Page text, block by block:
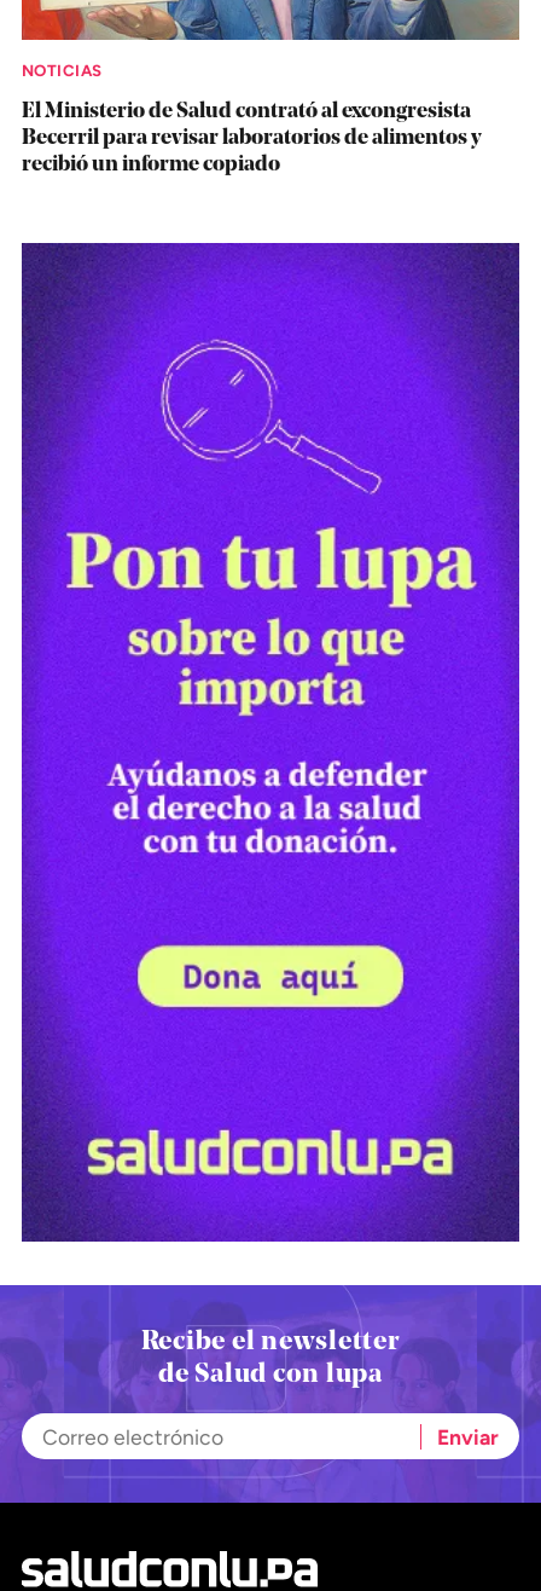
NOTICIAS
El Ministerio de Salud contrató al excongresista
Becerril para revisar laboratorios de alimentos y
recibió un informe copiado
Recibe el newsletter
de Salud con lupa